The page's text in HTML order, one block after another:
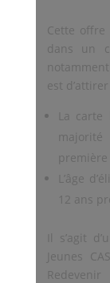
Cette offre
dans un
est
La carte
L’âge
12 ans
Il s’agit
Jeunes